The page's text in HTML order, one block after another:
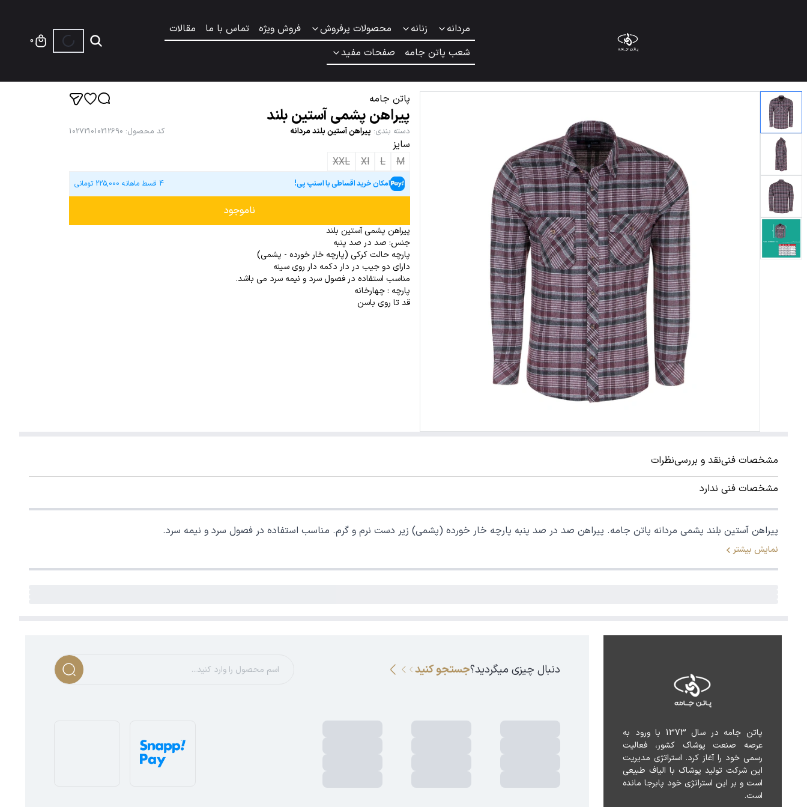
مردانه زنانه محصولات پرفروش فروش ویژه تماس با ما
مقالات
شعب پاتن جامه
صفحات مفید
0
پاتن جامه
پیراهن پشمی آستین بلند
دسته بندی: پیراهن آستین بلند مردانه کد محصول:
102721010212690
سایز
M
L
Xl
XXL
امکان خرید اقساطی با اسنپ پی! 4 قسط ماهانه 225,000 تومانی
ناموجود
پیراهن پشمی آستین بلند
جنس: صد در صد پنبه
پارچه حالت کرکی (پارچه خار خورده - پشمی)
دارای دو جیب در دار دکمه دار روی سینه
مناسب استفاده در فصول سرد و نیمه سرد می باشد.
پارچه : چهارخانه
قد تا روی باسن
مشخصات فنینقد و بررسینظرات
مشخصات فنی ندارد
پیراهن آستین بلند پشمی مردانه پاتن جامه. پیراهن صد در صد پنبه پارچه خار خورده (پشمی) زیر دست نرم و گرم. مناسب استفاده در فصول سرد و نیمه سرد.
نمایش بیشتر
است.
دنبال چیزی میگردید؟جستجو کنید